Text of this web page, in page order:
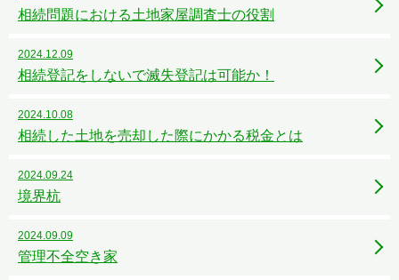
相続問題における土地家屋調査士の役割
2024.12.09
相続登記をしないで滅失登記は可能か！
2024.10.08
相続した土地を売却した際にかかる税金とは
2024.09.24
境界杭
2024.09.09
管理不全空き家